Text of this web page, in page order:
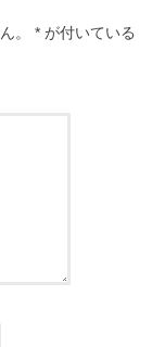
。 * が付いている